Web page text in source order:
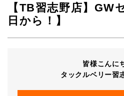
【TB習志野店】GW
日から！】
皆様こんに
タックルベリー習